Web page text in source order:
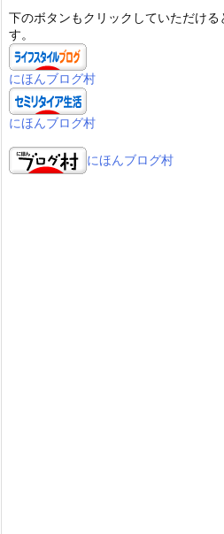
下のボタンもクリックしていただけ
す。
にほんブログ村
にほんブログ村
にほんブログ村